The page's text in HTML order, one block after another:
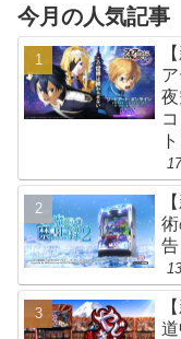
今月の人気記事
ト